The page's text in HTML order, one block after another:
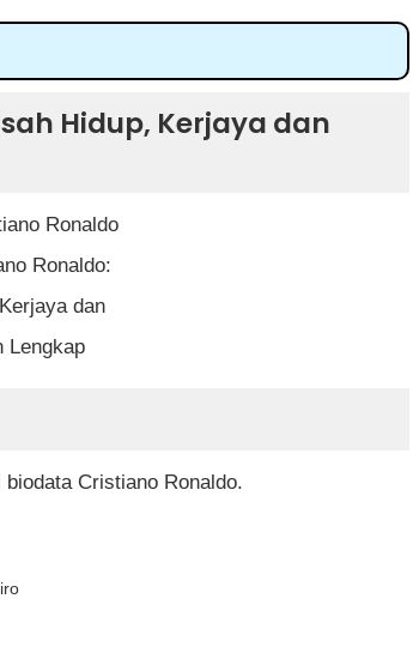
Hidup, Kerjaya dan
Ronaldo:
dan
Lengkap
Cristiano Ronaldo.